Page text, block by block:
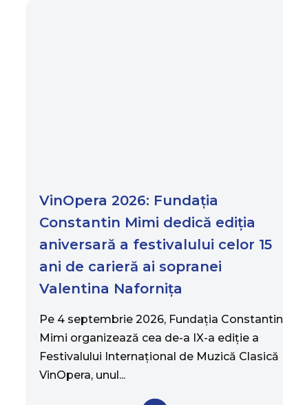
VinOpera 2026: Fundația
Constantin Mimi dedică ediția
aniversară a festivalului celor 15
ani de carieră ai sopranei
Valentina Nafornița
Pe 4 septembrie 2026, Fundația Constantin
Mimi organizează cea de-a IX-a ediție a
Festivalului Internațional de Muzică Clasică
VinOpera, unul...